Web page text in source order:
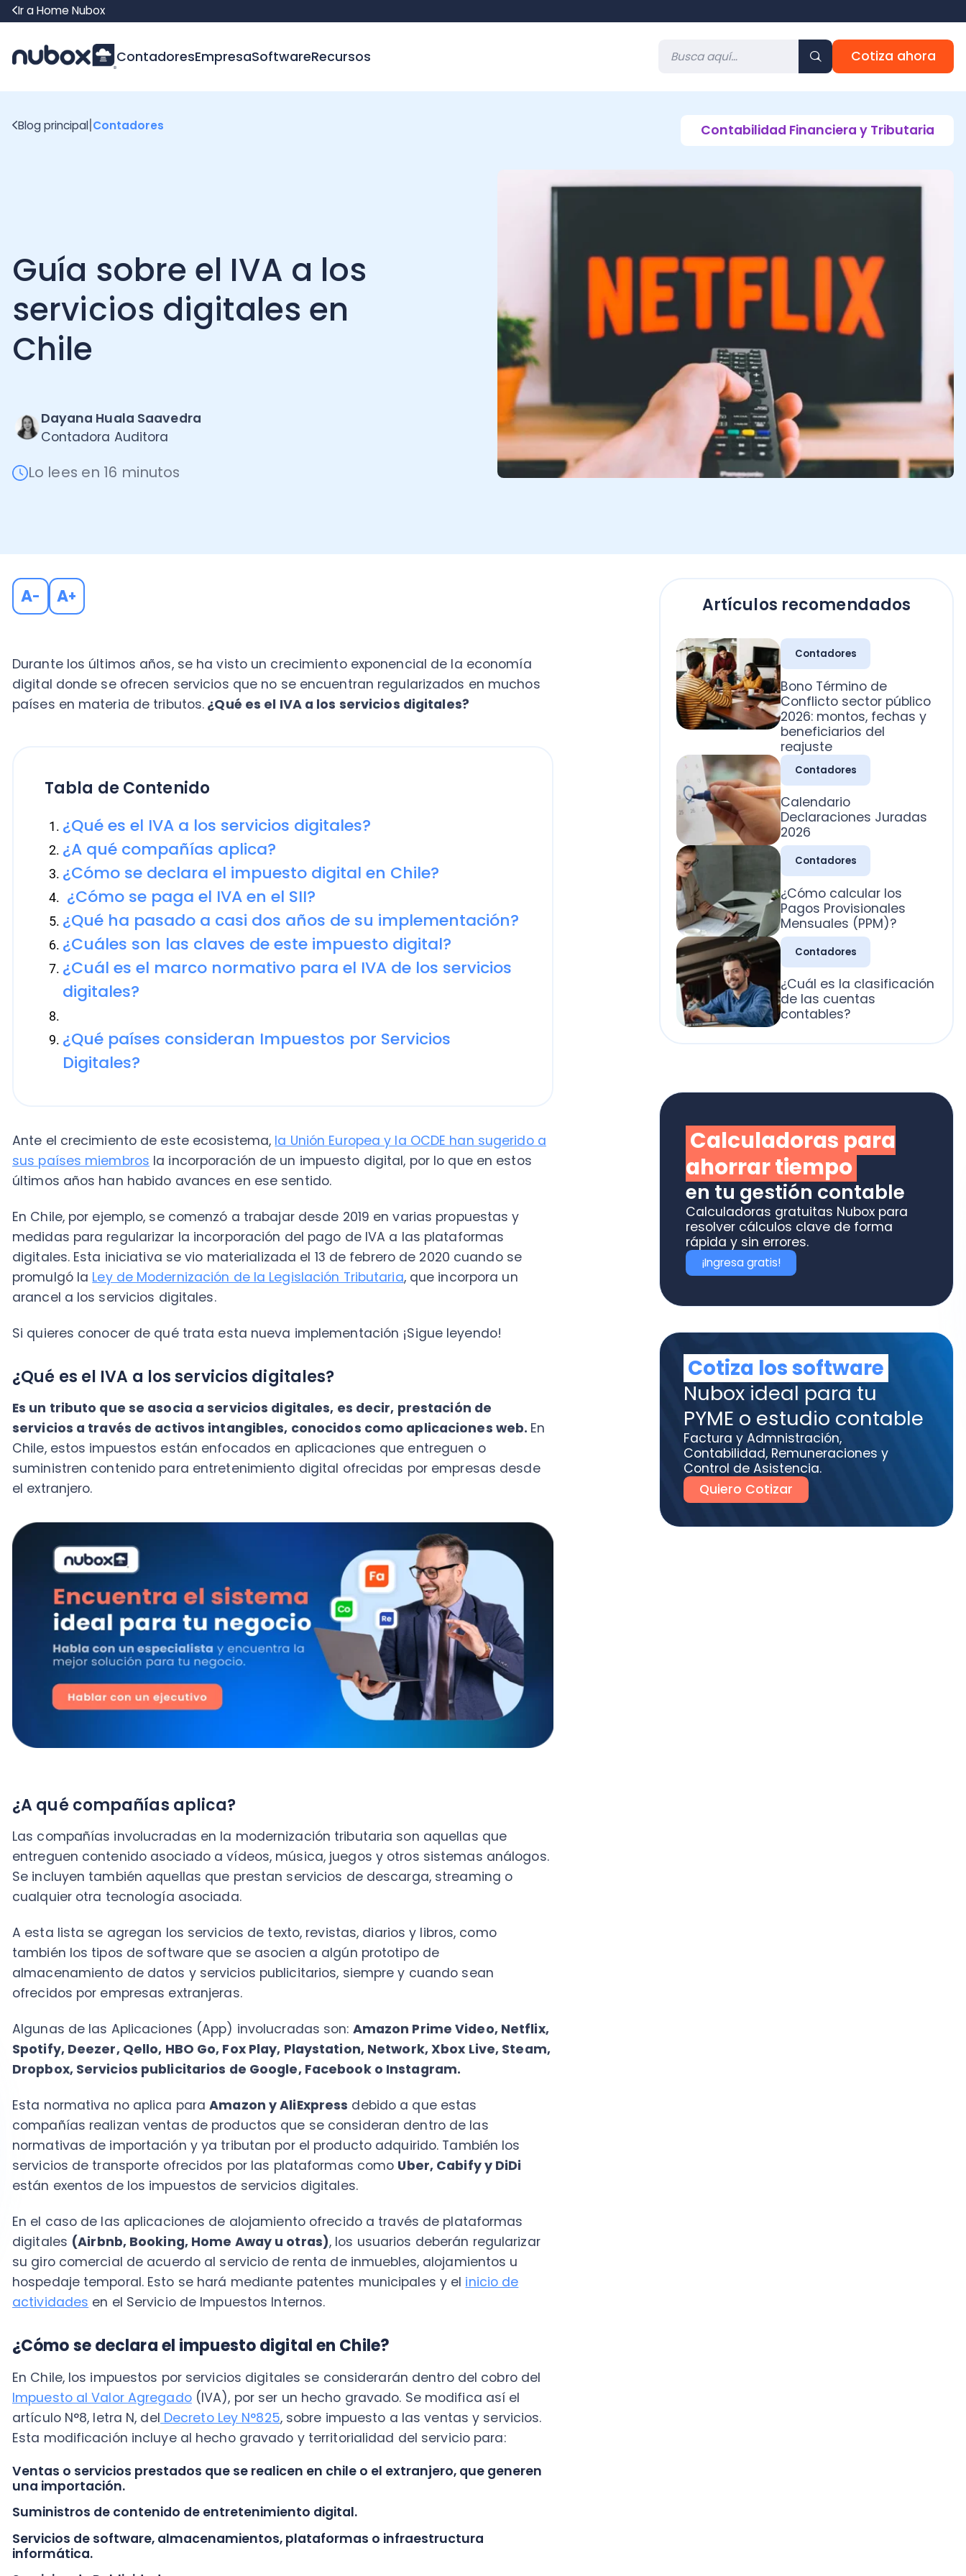
Ir a Home Nubox
ContadoresEmpresaSoftwareRecursos Cotiza ahora
Guía sobre el IVA a los
servicios digitales en
Chile
Lo lees en 16 minutos
Contabilidad Financiera y Tributaria
Durante los últimos años, se ha visto un crecimiento exponencial de la economía
¿Cómo se declara el impuesto digital en Chile?
¿Cómo se paga el IVA en el SII?
¿Qué ha pasado a casi dos años de su implementación?
¿Cuáles son las claves de este impuesto digital?
¿Cuál es el marco normativo para el IVA de los servicios
digitales?
¿Qué países consideran Impuestos por Servicios
Digitales?
Ante el crecimiento de este ecosistema,la Unión Europea y la OCDE han sugerido a
sus países miembrosla incorporación de un impuesto digital, por lo que en estos
últimos años han habido avances en ese sentido.
digitales. Esta iniciativa se vio materializada el 13 de febrero de 2020 cuando se
promulgó la Ley de Modernización de la Legislación Tributaria, que incorpora un
arancel a los servicios digitales.
Si quieres conocer de qué trata esta nueva implementación ¡Sigue leyendo!
¿Qué es el IVA a los servicios digitales?
Es un tributo que se asocia a servicios digitales, es decir, prestación de
servicios a través de activos intangibles, conocidos como aplicaciones web.
suministren contenido para entretenimiento digital ofrecidas por empresas desde
¿A qué compañías aplica?
Las compañías involucradas en la modernización tributaria son aquellas que
entreguen contenido asociado a vídeos, música, juegos y otros sistemas análogos.
Se incluyen también aquellas que prestan servicios de descarga, streaming o
cualquier otra tecnología asociada.
almacenamiento de datos y servicios publicitarios, siempre y cuando sean
ofrecidos por empresas extranjeras.
Algunas de las Aplicaciones (App) involucradas son:Amazon Prime Video, Netflix,
Spotify, Deezer, Qello, HBO Go, Fox Play, Playstation, Network, Xbox Live, Steam,
Dropbox, Servicios publicitarios de Google, Facebook o Instagram.
compañías realizan ventas de productos que se consideran dentro de las
normativas de importación y ya tributan por el producto adquirido. También los
servicios de transporte ofrecidos por las plataformas comoUber, Cabify y DiDi
están exentos de los impuestos de servicios digitales.
En el caso de las aplicaciones de alojamiento ofrecido a través de plataformas
digitales (Airbnb, Booking, Home Away u otras), los usuarios deberán regularizar
su giro comercial de acuerdo al servicio de renta de inmuebles, alojamientos u
hospedaje temporal. Esto se hará mediante patentes municipales y elinicio de
¿Cómo se declara el impuesto digital en Chile?
En Chile, los impuestos por servicios digitales se considerarán dentro del cobro del
Impuesto al Valor Agregado(IVA), por ser un hecho gravado. Se modifica así el
Decreto Ley N°825
, sobre impuesto a las ventas y servicios.
Esta modificación incluye al hecho gravado y territorialidad del servicio para:
Ventas o servicios prestados que se realicen en chile o el extranjero, que generen
una importación.
Suministros de contenido de entretenimiento digital.
Servicios de software, almacenamientos, plataformas o infraestructura
Servicios de Publicidad.
Aquellos que se encuentren bajo esta modificación sobre impuestos de servicios
digitales estarán obligados a retener, declarar y pagar el IVA que se visualizará de
tres formas:
Cuando el prestador de servicios tenga domicilio o residencia en el extranjero, y el
beneficiario sea el contribuyente de IVA, será este último el obligado a declarar y
pagar dicho impuesto.
En el caso que el beneficiario no contribuya IVA, será el Servicio de Impuestos
Internos quien deberá generar orientaciones a las entidades financieras emisores
de las tarjetas de pago (débito, crédito u otra modalidad), para que retengan el
monto total o parcial del IVA, que afecta la operación por pago de servicio, salvo a
Artículos recomendados
Contadores
Conflicto sector público
2026: montos, fechas y
beneficiarios del
reajuste
Contadores
Calendario
Declaraciones Juradas
2026
Contadores
¿Cómo calcular los
Pagos Provisionales
Mensuales (PPM)?
¿Cuál es la clasificación
de las cuentas
contables?
Calculadoras para
Calculadoras gratuitas Nubox para
resolver cálculos clave de forma
rápida y sin errores.
¡Ingresa gratis!
Cotiza los software
Nubox ideal para tu
PYME o estudio contable
Factura y Admnistración,
Control de Asistencia.
Quiero Cotizar